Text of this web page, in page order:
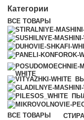
Категории
ВСЕ ТОВАРЫ
ВСЕ ТОВАРЫ